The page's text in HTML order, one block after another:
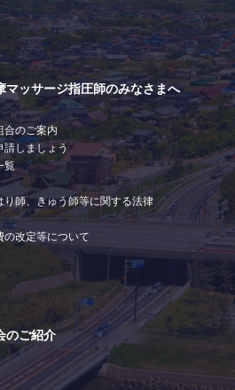
マッサージ指圧師のみなさまへ
合のご案内
請しましょう
覧
師、きゅう師等に関する法律
の改定等について
のご紹介